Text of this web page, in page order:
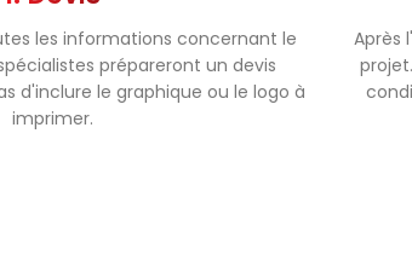
les informations concernant le
prépareront un devis
d'inclure le graphique ou le logo à
imprimer.
Après